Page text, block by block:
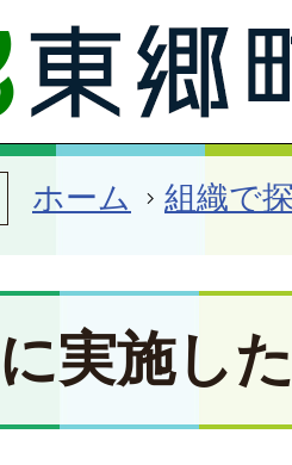
ホーム 組織で
実施し